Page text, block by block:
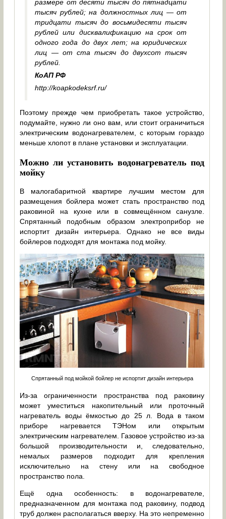
размере от десяти тысяч до пятнадцати
тысяч рублей; на должностных лиц — от
тридцати тысяч до восьмидесяти тысяч
рублей или дисквалификацию на срок от
одного года до двух лет; на юридических
лиц — от ста тысяч до двухсот тысяч
рублей.
КоАП РФ
http://koapkodeksrf.ru/
Поэтому прежде чем приобретать такое устройство,
подумайте, нужно ли оно вам, или стоит ограничиться
электрическим водонагревателем, с которым гораздо
меньше хлопот в плане установки и эксплуатации.
Можно ли установить водонагреватель под
мойку
В малогабаритной квартире лучшим местом для
размещения бойлера может стать пространство под
раковиной на кухне или в совмещённом санузле.
Спрятанный подобным образом электроприбор не
испортит дизайн интерьера. Однако не все виды
бойлеров подходят для монтажа под мойку.
Спрятанный под мойкой бойлер не испортит дизайн интерьера
Из-за ограниченности пространства под раковину
может уместиться накопительный или проточный
нагреватель воды ёмкостью до 25 л. Вода в таком
приборе нагревается ТЭНом или открытым
электрическим нагревателем. Газовое устройство из-за
большой производительности и, следовательно,
немалых размеров подходит для крепления
исключительно на стену или на свободное
пространство пола.
Ещё одна особенность: в водонагревателе,
предназначенном для монтажа под раковину, подвод
труб должен располагаться вверху. На это непременно